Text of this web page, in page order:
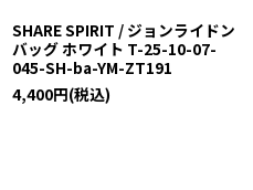
SHARE SPIRIT / ジョンライドン
バッグ ホワイト T-25-10-07-
045-SH-ba-YM-ZT191
4,400円(税込)